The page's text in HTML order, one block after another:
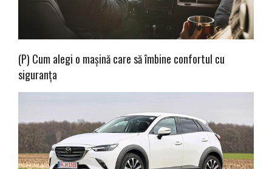
(P) Cum alegi o mașină care să îmbine confortul cu
siguranța